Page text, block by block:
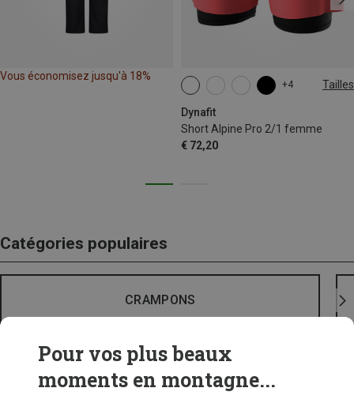
Vous économisez jusqu'à 18%
+4 Tailles
Dynafit
Short Alpine Pro 2/1 femme
€ 72,20
XS M
Catégories populaires
CRAMPONS
Pour vos plus beaux
moments en montagne...